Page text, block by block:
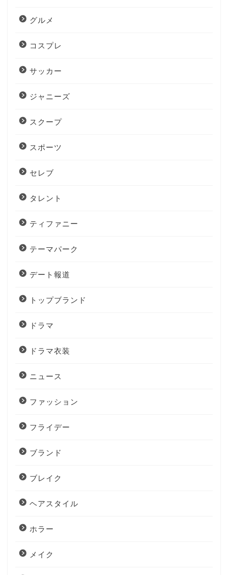
グルメ
コスプレ
サッカー
ジャニーズ
スクープ
スポーツ
セレブ
タレント
ティファニー
テーマパーク
デート報道
トップブランド
ドラマ
ドラマ衣装
ニュース
ファッション
フライデー
ブランド
ブレイク
ヘアスタイル
ホラー
メイク